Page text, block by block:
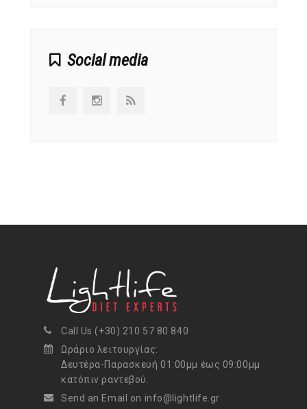
Social media
Call Us (+30) 210 57 80 840
Ωράριο λειτουργίας:
Δευτέρα-Παρασκευή 01:00μμ έως 09:00μμ
κατόπιν ραντεβού.
Send an Email on info@lightlife.gr